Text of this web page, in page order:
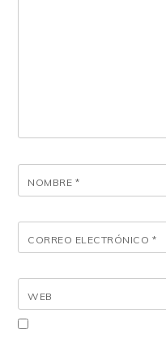
NOMBRE *
CORREO ELECTRÓNICO *
WEB